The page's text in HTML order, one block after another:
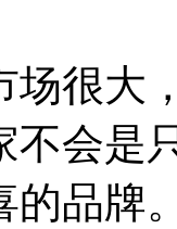
场很大
不会是
品牌。